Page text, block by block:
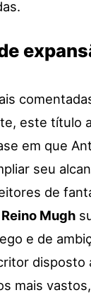
este título
em que
seu
de
Reino Mugh
e de
disposto
mais